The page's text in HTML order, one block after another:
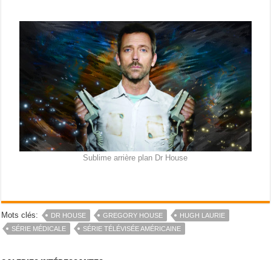
Sublime arrière plan Dr House
Mots clés: DR HOUSE GREGORY HOUSE
HUGH LAURIE
SÉRIE MÉDICALE
SÉRIE TÉLÉVISÉE AMÉRICAINE